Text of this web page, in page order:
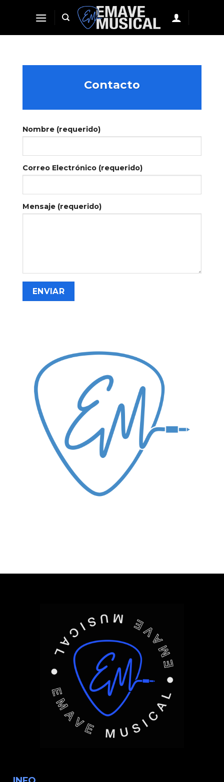
Contacto
Nombre (requerido)
Correo Electrónico (requerido)
Mensaje (requerido)